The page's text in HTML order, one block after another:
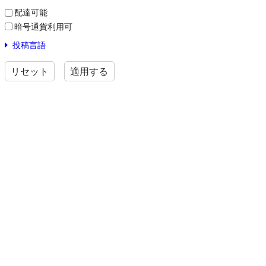
配達可能
暗号通貨利用可
投稿言語
リセット 適用する